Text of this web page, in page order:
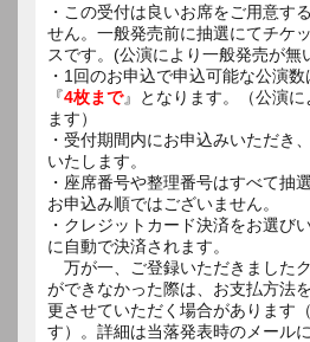
・この受付は良いお席をご用意す
せん。一般発売前に抽選にてチケ
スです。(公演により一般発売が無
・1回のお申込で申込可能な公演数
『4枚まで』となります。（公演
ます）
・受付期間内にお申込みいただき
いたします。
・座席番号や整理番号はすべて抽
お申込み順ではございません。
・クレジットカード決済をお選び
に自動で決済されます。
万が一、ご登録いただきました
ができなかった際は、お支払方法
更させていただく場合があります
す）。詳細は当落発表時のメール